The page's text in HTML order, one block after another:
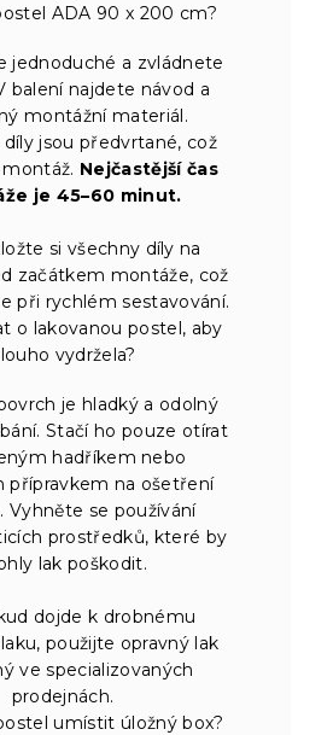
ADA 90 x 200 cm?
jednoduché a zvládnete
balení najdete návod a
montážní materiál.
jsou předvrtané, což
Nejčastější čas
je 45–60 minut.
si všechny díly na
začátkem montáže, což
při rychlém sestavování.
o lakovanou postel, aby
vydržela?
je hladký a odolný
Stačí ho pouze otírat
hadříkem nebo
přípravkem na ošetření
Vyhněte se používání
prostředků, které by
lak poškodit.
dojde k drobnému
použijte opravný lak
ve specializovaných
prodejnách.
umístit úložný box?